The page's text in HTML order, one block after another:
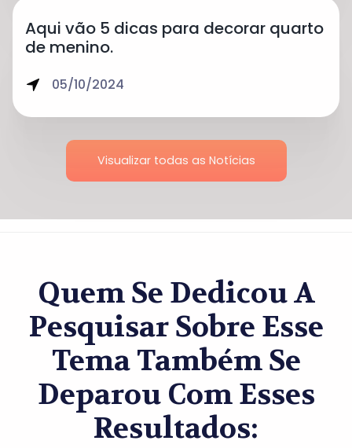
Aqui vão 5 dicas para decorar quarto
de menino.
05/10/2024
Visualizar todas as Notícias
Quem Se Dedicou A
Pesquisar Sobre Esse
Tema Também Se
Deparou Com Esses
Resultados: